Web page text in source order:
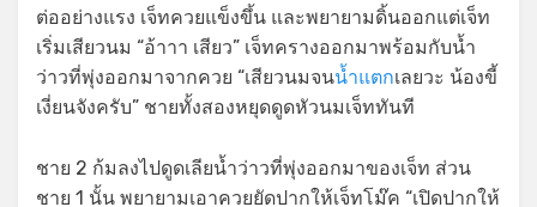
ต่ออย่างแรง เจ็ทควยแข็งขึ้น และพยายามดิ้นออกแต่เจ็ท
เริ่มเสียวนม “อ้าาา เสียว” เจ็ทครางออกมาพร้อมกับน้ำ
ว่าวที่พุ่งออกมาจากควย “เสียวนมจนน้ำแตกเลยวะ น้องขี้
เงี่ยนจังครับ” ชายทั้งสองหยุดดูดหัวนมเจ็ททันที
ชาย 2 ก้มลงไปดูดเลียน้ำว่าวที่พุ่งออกมาของเจ็ท ส่วน
ชาย 1 นั้น พยายามเอาควยยัดปากให้เจ็ทโม๊ค “เปิดปากให้